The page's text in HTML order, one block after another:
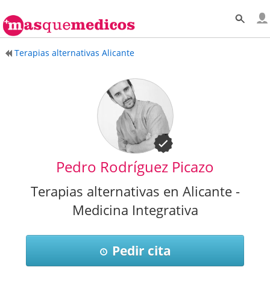
Terapias alternativas Alicante
Pedro Rodríguez Picazo
Terapias alternativas en Alicante -
Medicina Integrativa
Pedir cita